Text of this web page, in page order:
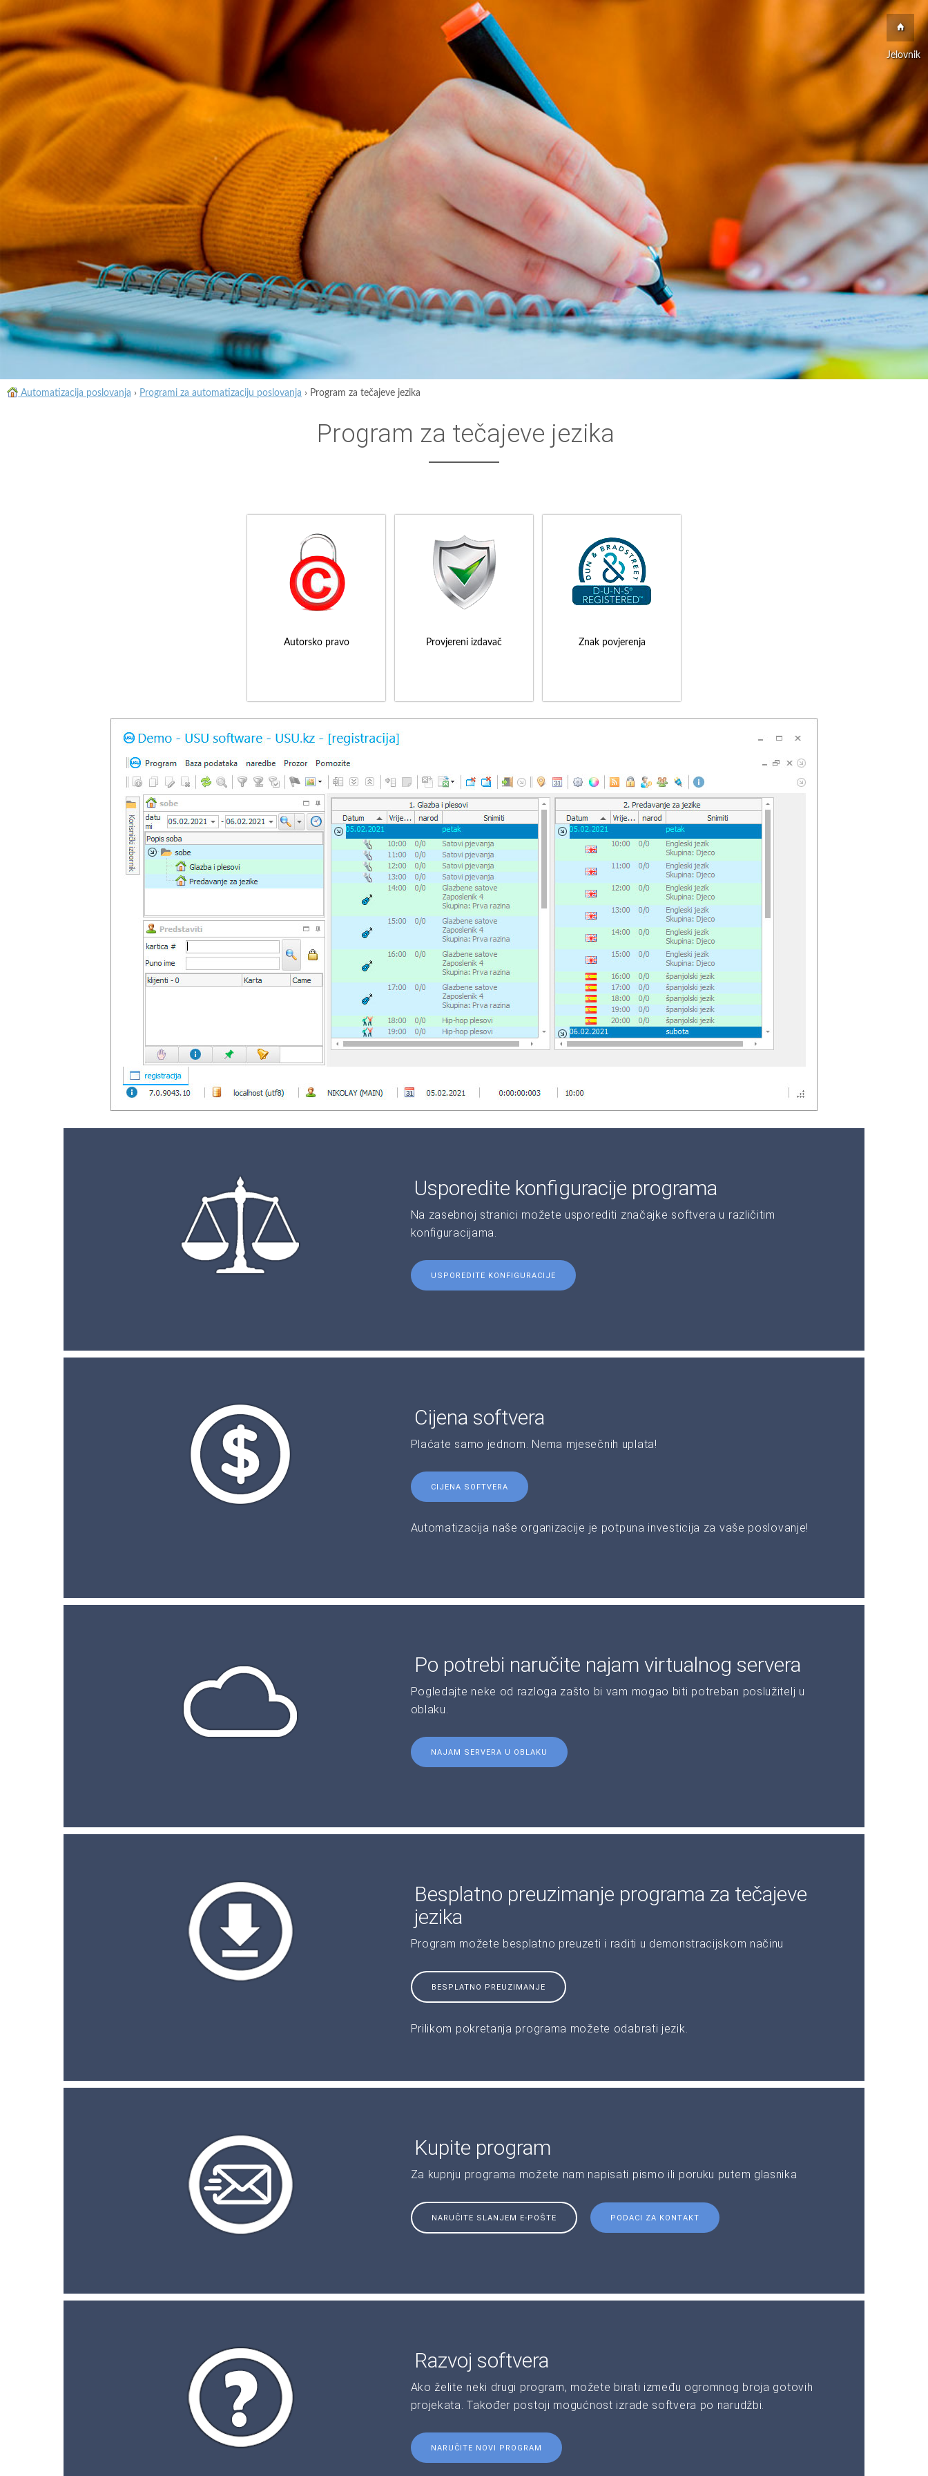
Jelovnik
Automatizacija poslovanja › Programi za automatizaciju poslovanja › Program za tečajeve jezika
Program za tečajeve jezika
Autorsko pravo Provjereni izdavač Znak povjerenja
Usporedite konfiguracije programa
Na zasebnoj stranici možete usporediti značajke softvera u različitim
konfiguracijama.
USPOREDITE KONFIGURACIJE
Cijena softvera
Plaćate samo jednom. Nema mjesečnih uplata!
CIJENA SOFTVERA
Automatizacija naše organizacije je potpuna investicija za vaše poslovanje!
Po potrebi naručite najam virtualnog servera
Pogledajte neke od razloga zašto bi vam mogao biti potreban poslužitelj u
oblaku.
NAJAM SERVERA U OBLAKU
Besplatno preuzimanje programa za tečajeve
jezika
Program možete besplatno preuzeti i raditi u demonstracijskom načinu
BESPLATNO PREUZIMANJE
Prilikom pokretanja programa možete odabrati jezik.
Kupite program
Za kupnju programa možete nam napisati pismo ili poruku putem glasnika
NARUČITE SLANJEM E-POŠTE PODACI ZA KONTAKT
Razvoj softvera
Ako želite neki drugi program, možete birati između ogromnog broja gotovih
projekata. Također postoji mogućnost izrade softvera po narudžbi.
NARUČITE NOVI PROGRAM